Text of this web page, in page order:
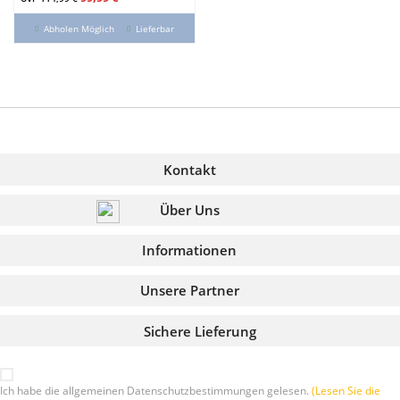
Abholen Möglich Lieferbar
Kontakt
Über Uns
Informationen
Sichere Lieferung
Unsere Partner
Ich habe die allgemeinen Datenschutzbestimmungen gelesen. (Lesen Sie die